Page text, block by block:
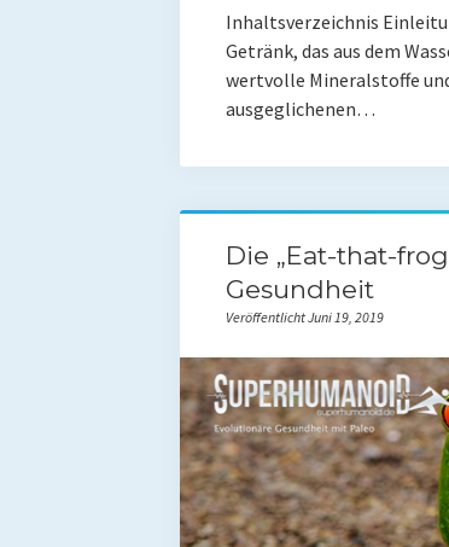
Inhaltsverzeichnis
Getränk, das aus dem
wertvolle Mineralstoffe
ausgeglichenen…
Die „Eat-that-
Gesundheit
Veröffentlicht Juni 19, 2019